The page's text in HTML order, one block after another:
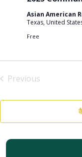
Asian American
Texas, United
Free
Previous